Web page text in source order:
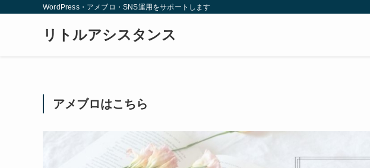
WordPress・アメブロ・SNS運用をサポートします
リトルアシスタンス
アメブロはこちら